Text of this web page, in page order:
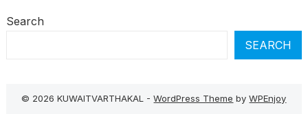
Search
SEARCH
© 2026 KUWAITVARTHAKAL -WordPress Theme byWPEnjoy